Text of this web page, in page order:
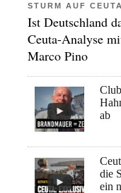
STURM AUF CEUTA
Ist Deutschland
Ceuta-Analyse
Marco Pino
ab
die
ein